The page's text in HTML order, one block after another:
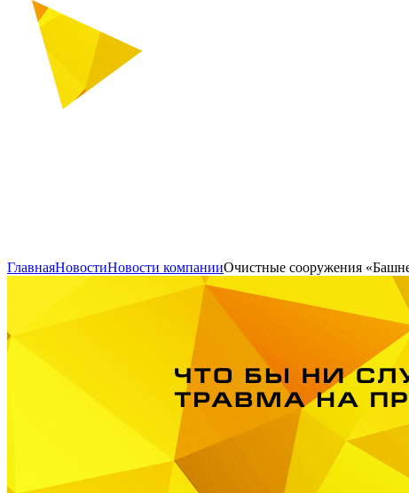
ГлавнаяНовостиНовости компанииОчистные сооружения